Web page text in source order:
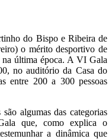
do Bispo e Ribeira de
o mérito desportivo de
na última época. A VI Gala
no auditório da Casa do
entre 200 a 300 pessoas
algumas das categorias
que, como explica o
a dinâmica que